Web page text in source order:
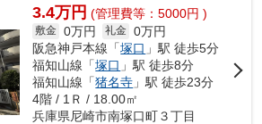
3.4万円 (管理費等：5000円 )
敷金 0万円 礼金 0万円
阪急神戸本線「塚口 」駅 徒歩5分
福知山線「塚口 」駅 徒歩8分
福知山線「猪名寺 」駅 徒歩23分
4階 / 1Ｒ / 18.00㎡
兵庫県尼崎市南塚口町３丁目